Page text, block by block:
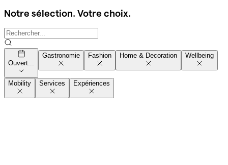
Notre sélection. Votre choix.
Ouvert...
Gastronomie Fashion Home & Decoration Wellbeing
Mobility Services Expériences